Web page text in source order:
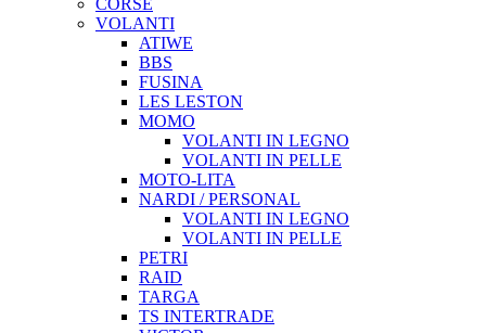
CORSE
VOLANTI
ATIWE
BBS
FUSINA
LES LESTON
MOMO
VOLANTI IN LEGNO
VOLANTI IN PELLE
MOTO-LITA
NARDI / PERSONAL
VOLANTI IN LEGNO
VOLANTI IN PELLE
PETRI
RAID
TARGA
TS INTERTRADE